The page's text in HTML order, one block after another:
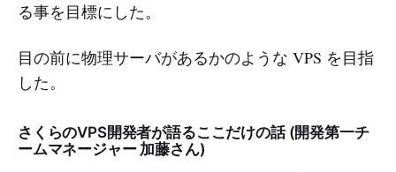
る事を目標にした。
目の前に物理サーバがあるかのような VPS を目指
した。
さくらのVPS開発者が語るここだけの話 (開発第一チ
ームマネージャー 加藤さん)